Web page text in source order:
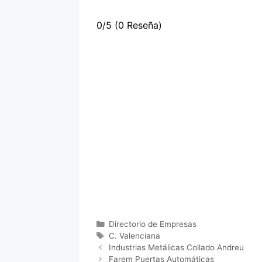
0/5 (0 Reseña)
Categorías
Directorio de Empresas
Etiquetas
C. Valenciana
Industrias Metálicas Collado Andreu
Farem Puertas Automáticas